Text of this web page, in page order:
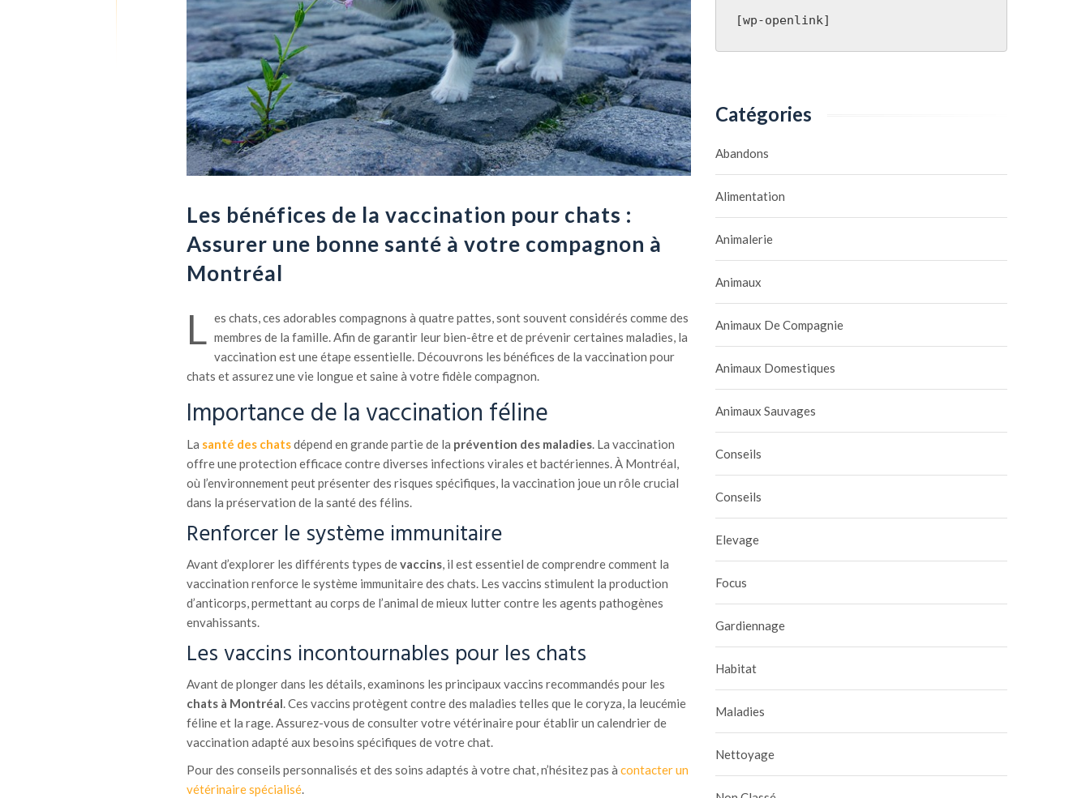
Les bénéfices de la vaccination pour chats :
Assurer une bonne santé à votre compagnon à
Montréal
L es chats, ces adorables compagnons à quatre pattes, sont souvent considérés comme des
membres de la famille. Afin de garantir leur bien-être et de prévenir certaines maladies, la
vaccination est une étape essentielle. Découvrons les bénéfices de la vaccination pour
chats et assurez une vie longue et saine à votre fidèle compagnon.
Importance de la vaccination féline
La santé des chatsdépend en grande partie de la prévention des maladies. La vaccination
offre une protection efficace contre diverses infections virales et bactériennes. À Montréal,
où l’environnement peut présenter des risques spécifiques, la vaccination joue un rôle crucial
dans la préservation de la santé des félins.
Renforcer le système immunitaire
Avant d’explorer les différents types devaccins, il est essentiel de comprendre comment la
vaccination renforce le système immunitaire des chats. Les vaccins stimulent la production
d’anticorps, permettant au corps de l’animal de mieux lutter contre les agents pathogènes
envahissants.
Les vaccins incontournables pour les chats
Avant de plonger dans les détails, examinons les principaux vaccins recommandés pour les
chats à Montréal. Ces vaccins protègent contre des maladies telles que le coryza, la leucémie
féline et la rage. Assurez-vous de consulter votre vétérinaire pour établir un calendrier de
vaccination adapté aux besoins spécifiques de votre chat.
Pour des conseils personnalisés et des soins adaptés à votre chat, n’hésitez pas à contacter un
vétérinaire spécialisé.
[wp-openlink]
Catégories
Abandons
Alimentation
Animalerie
Animaux
Animaux De Compagnie
Animaux Domestiques
Animaux Sauvages
Conseils
Conseils
Elevage
Focus
Gardiennage
Habitat
Maladies
Nettoyage